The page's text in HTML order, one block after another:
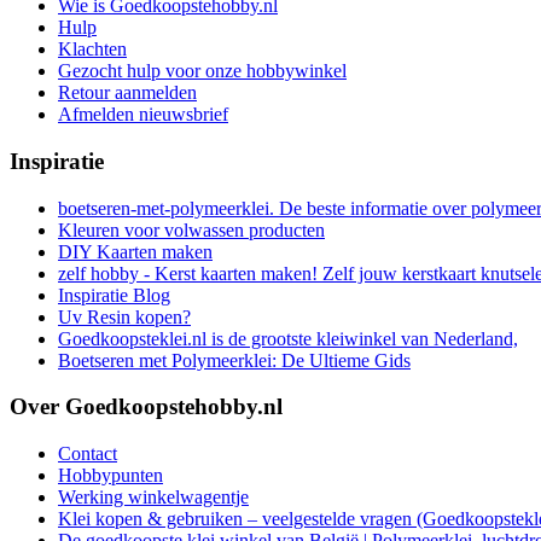
Wie is Goedkoopstehobby.nl
Hulp
Klachten
Gezocht hulp voor onze hobbywinkel
Retour aanmelden
Afmelden nieuwsbrief
Inspiratie
boetseren-met-polymeerklei. De beste informatie over
Kleuren voor volwassen producten
DIY Kaarten maken
zelf hobby - Kerst kaarten maken! Zelf jouw kerstkaart
Inspiratie Blog
Uv Resin kopen?
Goedkoopsteklei.nl is de grootste kleiwinkel van Nederland,
Boetseren met Polymeerklei: De Ultieme Gids
Over Goedkoopstehobby.nl
Contact
Hobbypunten
Werking winkelwagentje
Klei kopen & gebruiken – veelgestelde vragen